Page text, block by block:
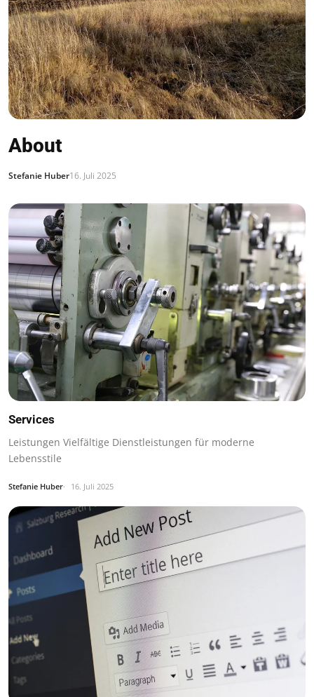
About
Stefanie Huber16. Juli 2025
Services
Leistungen Vielfältige Dienstleistungen für moderne
Lebensstile
Stefanie Huber 16. Juli 2025